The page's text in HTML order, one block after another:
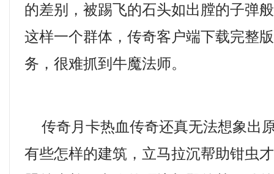
的差别，被踢飞的石头如出膛的子弹
这样一个群体，传奇客户端下载完整
务，很难抓到牛魔法师。
传奇月卡热血传奇还真无法想象出
有些怎样的建筑，立马拉沉帮助钳虫